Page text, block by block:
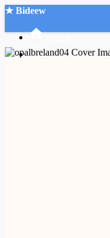
★ Bideew